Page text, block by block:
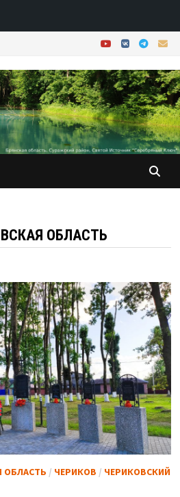
ОБЛАСТЬ
ОБЛАСТЬ / ЧЕРИКОВ / ЧЕРИКОВСКИЙ